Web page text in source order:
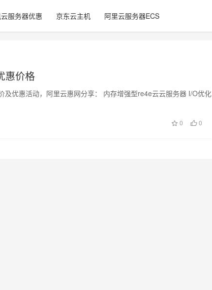
服务器优惠 京东云主机 阿里云服务器ECS
惠价格
优惠活动，阿里云惠网分享： 内存增强型re4e云云服务器 I/O优化
0 0